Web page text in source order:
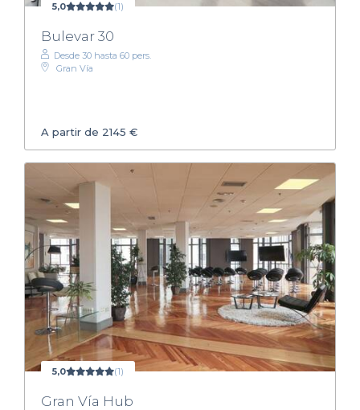
5,0 (1)
Bulevar 30
Desde 30 hasta 60 pers.
Gran Vía
A partir de 2145 €
5,0 (1)
Gran Vía Hub